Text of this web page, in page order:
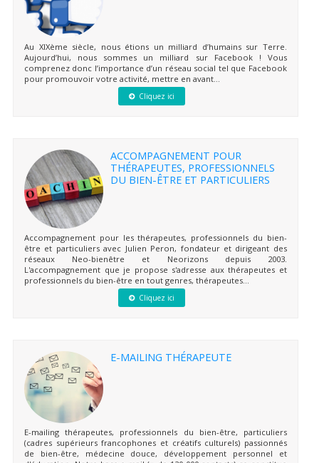
Au XIXème siècle, nous étions un milliard d’humains sur Terre.
Aujourd’hui, nous sommes un milliard sur Facebook ! Vous
comprenez donc l’importance d’un réseau social tel que Facebook
pour promouvoir votre activité, mettre en avant...
Cliquez ici
ACCOMPAGNEMENT POUR
THÉRAPEUTES, PROFESSIONNELS
DU BIEN-ÊTRE ET PARTICULIERS
Accompagnement pour les thérapeutes, professionnels du bien-
être et particuliers avec Julien Peron, fondateur et dirigeant des
réseaux Neo-bienêtre et Neorizons depuis 2003.
L'accompagnement que je propose s'adresse aux thérapeutes et
professionnels du bien-être en tout genres, thérapeutes...
Cliquez ici
E-MAILING THÉRAPEUTE
E-mailing thérapeutes, professionnels du bien-être, particuliers
(cadres supérieurs francophones et créatifs culturels) passionnés
de bien-être, médecine douce, développement personnel et